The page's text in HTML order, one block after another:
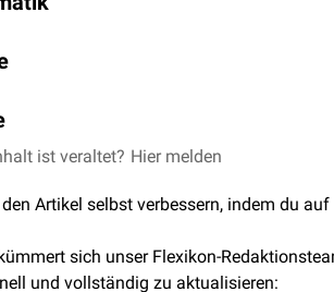
Zusatzliche Symptome sind u.a.
entzündliche Darmerkrankungen
bedingte Kolitiden wie die
Kolitis
Kolitis
richtet sich nach der auslösenden
ist veraltet? Hier melden
Artikel selbst verbessern, indem du auf
sich unser Flexikon-
und vollständig zu aktualisieren: